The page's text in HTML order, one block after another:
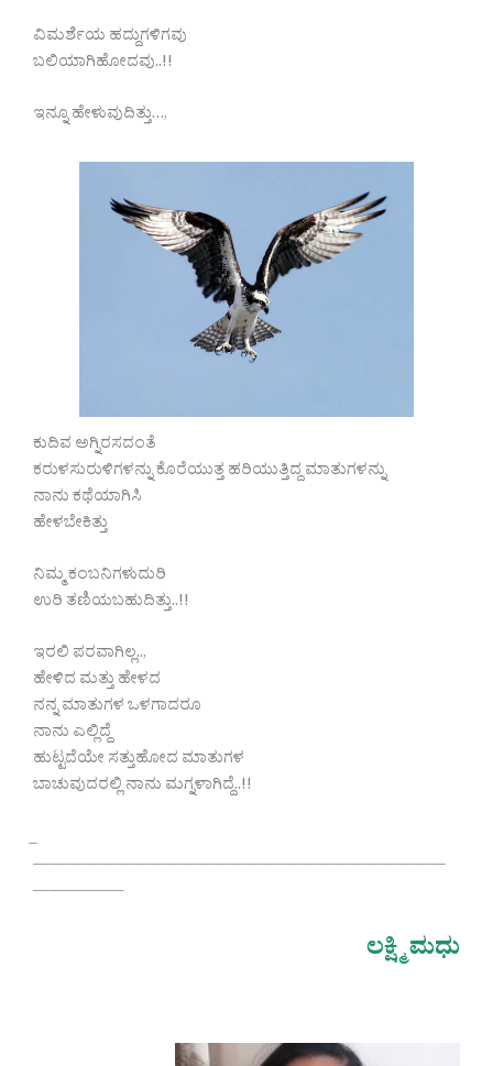
ವಿಮರ್ಶೆಯ ಹದ್ದುಗಳಿಗವು
ಬಲಿಯಾಗಿಹೋದವು..!!
ಇನ್ನೂ ಹೇಳುವುದಿತ್ತು…,
ಕುದಿವ ಅಗ್ನಿರಸದಂತೆ
ಕರುಳಸುರುಳಿಗಳನ್ನು ಕೊರೆಯುತ್ತ ಹರಿಯುತ್ತಿದ್ದ ಮಾತುಗಳನ್ನು
ನಾನು ಕಥೆಯಾಗಿಸಿ
ಹೇಳಬೇಕಿತ್ತು
ನಿಮ್ಮ ಕಂಬನಿಗಳುದುರಿ
ಉರಿ ತಣಿಯಬಹುದಿತ್ತು..!!
ಇರಲಿ ಪರವಾಗಿಲ್ಲ..,
ಹೇಳಿದ ಮತ್ತು ಹೇಳದ
ನನ್ನ ಮಾತುಗಳ ಒಳಗಾದರೂ
ನಾನು ಎಲ್ಲಿದ್ದೆ
ಹುಟ್ಟದೆಯೇ ಸತ್ತುಹೋದ ಮಾತುಗಳ
ಬಾಚುವುದರಲ್ಲಿ ನಾನು ಮಗ್ನಳಾಗಿದ್ದೆ..!!
—————————————————————————
—————–
ಲಕ್ಷ್ಮಿ ಮಧು